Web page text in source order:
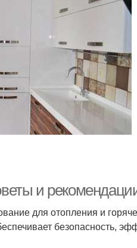
и
для отопления и
безопасность,